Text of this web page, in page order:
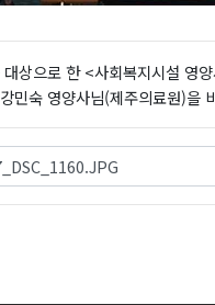
상으로 한 <사회복지시설 영
민숙 영양사님(제주의료원)을